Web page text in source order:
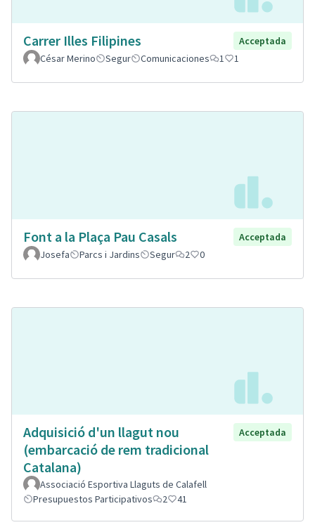
Carrer Illes Filipines
Acceptada
César Merino
Segur Comunicaciones 1 1
Font a la Plaça Pau Casals
Acceptada
Josefa
Parcs i Jardins Segur 2 0
Adquisició d'un llagut nou
(embarcació de rem tradicional
Catalana)
Acceptada
Associació Esportiva Llaguts de Calafell
Presupuestos Participativos
2 41